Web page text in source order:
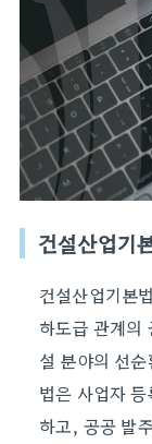
건설산업기
건설산업기본
하도급 관계의
설 분야의 선
법은 사업자
하고, 공공 발